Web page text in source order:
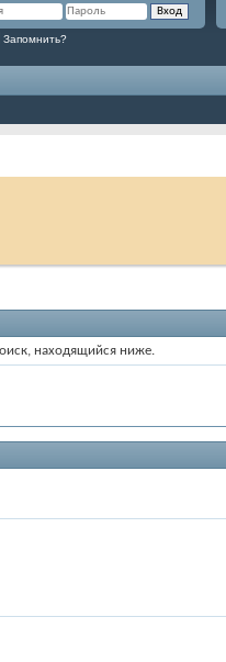
Запомнить?
находящийся ниже.